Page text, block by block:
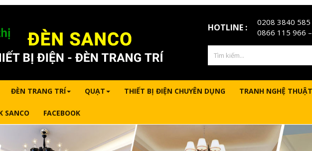
HOTLINE : 0208 3840 585
0866 115 966
ĐÈN TRANG TRÍ QUẠT THIẾT BỊ ĐIỆN CHUYÊN DỤNG TRANH NGHỆ
SANCO FACEBOOK